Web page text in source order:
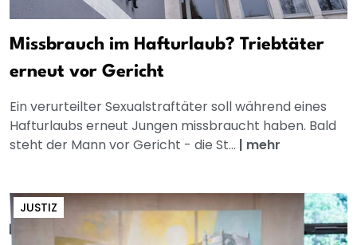
Missbrauch im Hafturlaub? Triebtäter
erneut vor Gericht
Ein verurteilter Sexualstraftäter soll während eines
Hafturlaubs erneut Jungen missbraucht haben. Bald
steht der Mann vor Gericht - die St... | mehr
JUSTIZ